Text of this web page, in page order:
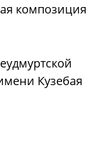
композиция
Кузебая